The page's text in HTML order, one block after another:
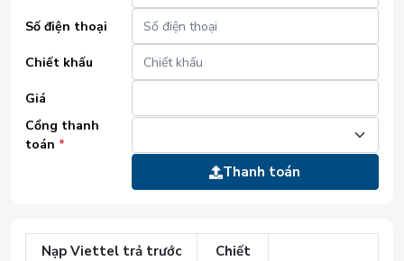
Số điện thoại
Chiết khấu
Giá
Cổng thanh
toán *
Thanh toán
Nạp Viettel trả trước
Chiết